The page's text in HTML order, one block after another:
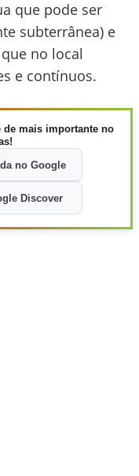
que pode ser
subterrânea) e
no local
e contínuos.
de mais importante no
no Google
Discover